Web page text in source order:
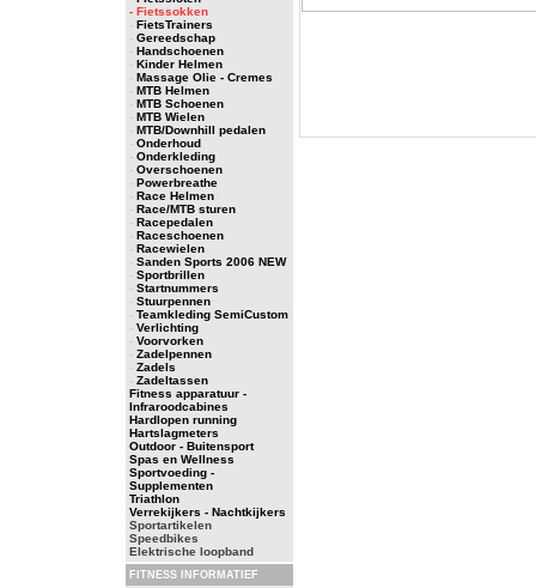
- Fietssokken
- FietsTrainers
- Gereedschap
- Handschoenen
- Kinder Helmen
- Massage Olie - Cremes
- MTB Helmen
- MTB Schoenen
- MTB Wielen
- MTB/Downhill pedalen
- Onderhoud
- Onderkleding
- Overschoenen
- Powerbreathe
- Race Helmen
- Race/MTB sturen
- Racepedalen
- Raceschoenen
- Racewielen
- Sanden Sports 2006 NEW
- Sportbrillen
- Startnummers
- Stuurpennen
- Teamkleding SemiCustom
- Verlichting
- Voorvorken
- Zadelpennen
- Zadels
- Zadeltassen
Fitness apparatuur -
Infraroodcabines
Hardlopen running
Hartslagmeters
Outdoor - Buitensport
Spas en Wellness
Sportvoeding -
Supplementen
Triathlon
Verrekijkers - Nachtkijkers
Sportartikelen
Speedbikes
Elektrische loopband
FITNESS INFORMATIEF